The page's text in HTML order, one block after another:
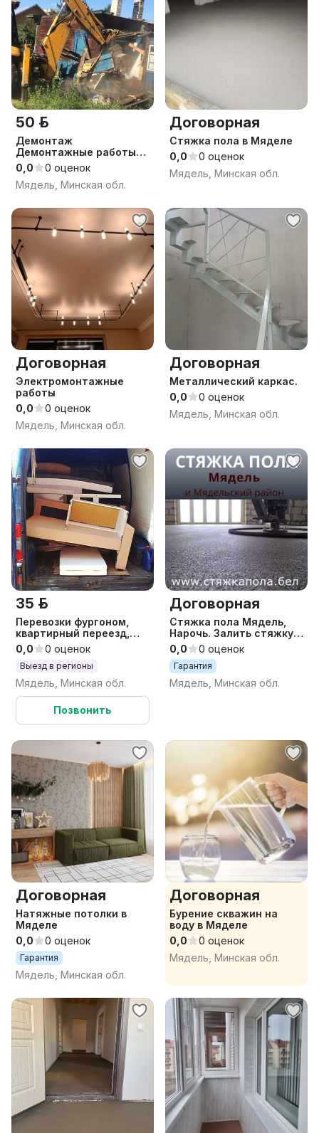
50 р.
Демонтаж
Демонтажные работы
Снос домов расчистка
участка Аренда
Экскаватор Погрузчик
0,0
0 оценок
Мядель, Минская обл.
Договорная
Стяжка пола в Мяделе
0,0
0 оценок
Мядель, Минская обл.
Договорная
Электромонтажные
работы
0,0
0 оценок
Мядель, Минская обл.
Договорная
Металлический каркас.
0,0
0 оценок
Мядель, Минская обл.
35 р.
Перевозки фургоном,
квартирный переезд,
грузоперевозки
0,0 0 оценок
Выезд в регионы
Мядель, Минская обл.
Позвонить
Договорная
Стяжка пола Мядель,
Нарочь. Залить стяжку
пола.
0,0 0 оценок
Гарантия
Мядель, Минская обл.
Договорная
Натяжные потолки в
Мяделе
0,0
0 оценок
Гарантия
Мядель, Минская обл.
Договорная
Бурение скважин на
воду в Мяделе
0,0
0 оценок
Мядель, Минская обл.